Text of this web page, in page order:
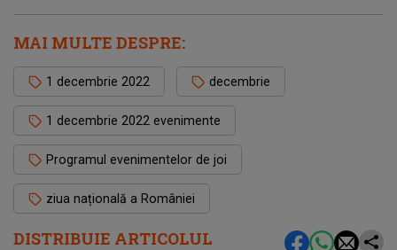
DISTRIBUIE ARTICOLUL
MAI MULTE DESPRE:
1 decembrie 2022 decembrie
1 decembrie 2022 evenimente
Programul evenimentelor de joi
ziua națională a României